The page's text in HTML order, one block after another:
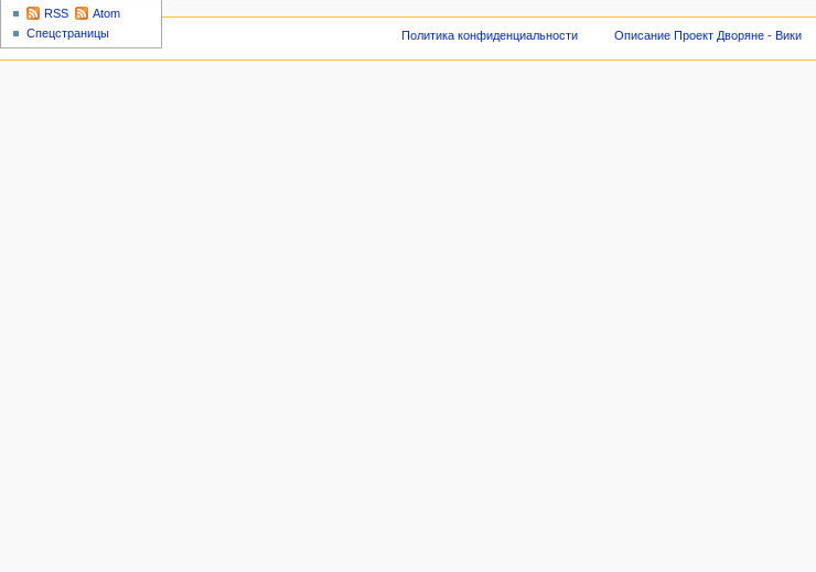
RSS
Atom
Спецстраницы
Политика конфиденциальности Описание Проект Дворяне - Вики